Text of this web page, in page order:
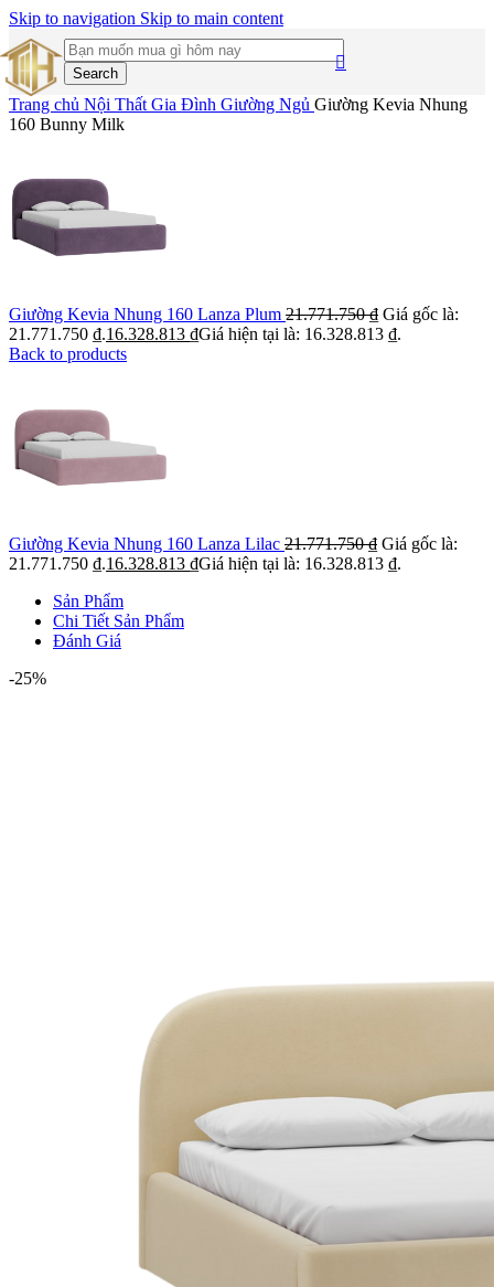
Skip to navigation Skip to main content
Search
Trang chủ Nội Thất Gia Đình Giường Ngủ Giường Kevia Nhung
160 Bunny Milk
Giường Kevia Nhung 160 Lanza Plum 21.771.750₫ Giá gốc là:
21.771.750 ₫.16.328.813 ₫Giá hiện tại là: 16.328.813 ₫.
Back to products
Giường Kevia Nhung 160 Lanza Lilac 21.771.750₫ Giá gốc là:
21.771.750 ₫.16.328.813 ₫Giá hiện tại là: 16.328.813 ₫.
Sản Phẩm
Chi Tiết Sản Phẩm
Đánh Giá
-25%